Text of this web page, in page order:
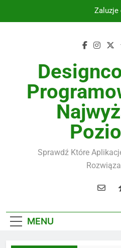
Instalacje
Wysokiej jakości
Żaluzje
Instalacje
Wysokiej jakości
Sprawdź Które
MENU